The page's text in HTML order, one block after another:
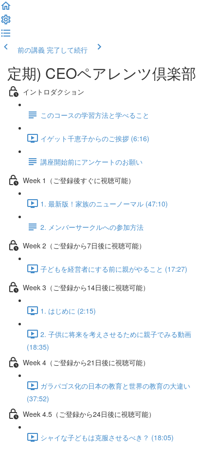
前の講義 完了して続行
定期) CEOペアレンツ倶楽部
イントロダクション
このコースの学習方法と学べること
イゲット千恵子からのご挨拶 (6:16)
講座開始前にアンケートのお願い
Week 1（ご登録後すぐに視聴可能）
1. 最新版！家族のニューノーマル (47:10)
2. メンバーサークルへの参加方法
Week 2（ご登録から7日後に視聴可能）
子どもを経営者にする前に親がやること (17:27)
Week 3（ご登録から14日後に視聴可能）
1. はじめに (2:15)
2. 子供に将来を考えさせるために親子でみる動画
(18:35)
Week 4（ご登録から21日後に視聴可能）
ガラパゴス化の日本の教育と世界の教育の大違い
(37:52)
Week 4.5（ご登録から24日後に視聴可能）
シャイな子どもは克服させるべき？ (18:05)